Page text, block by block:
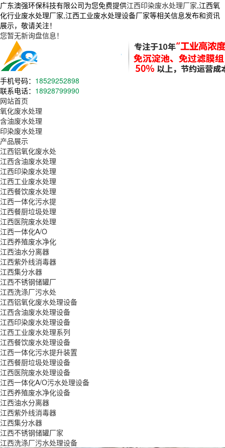
广东澳强环保科技有限公司为您免费提供江西印染废水处理厂家,江西氧
化行业废水处理厂家,江西工业废水处理设备厂家等相关信息发布和资讯
展示，敬请关注！
您暂无新询盘信息！
手机号码： 18529252898
联系电话： 18928799990
网站首页
氧化废水处理
含油废水处理
印染废水处理
产品展示
江西铝氧化废水处
江西含油废水处理
江西印染废水处理
江西工业废水处理
江西餐饮废水处理
江西一体化污水提
江西餐厨垃圾处理
江西医院废水处理
江西一体化A/O
江西养殖废水净化
江西油水分离器
江西紫外线消毒器
江西集分水器
江西不锈钢储罐厂
江西洗涤厂污水处
江西铝氧化废水处理设备
江西含油废水处理设备
江西印染废水处理设备
江西工业废水处理系列
江西餐饮废水处理设备
江西一体化污水提升装置
江西餐厨垃圾处理设备
江西医院废水处理设备
江西一体化A/O污水处理设备
江西养殖废水净化设备
江西油水分离器
江西紫外线消毒器
江西集分水器
江西不锈钢储罐厂家
江西洗涤厂污水处理设备